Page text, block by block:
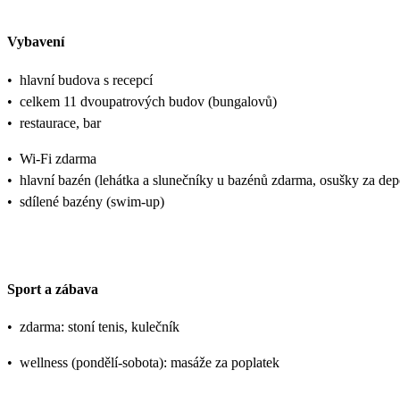
Vybavení
• hlavní budova s recepcí
• celkem 11 dvoupatrových budov (bungalovů)
• restaurace, bar
• Wi-Fi zdarma
• hlavní bazén (lehátka a slunečníky u bazénů zdarma, osušky za
• sdílené bazény (swim-up)
Sport a zábava
• zdarma: stoní tenis, kulečník
• wellness (pondělí-sobota): masáže za poplatek